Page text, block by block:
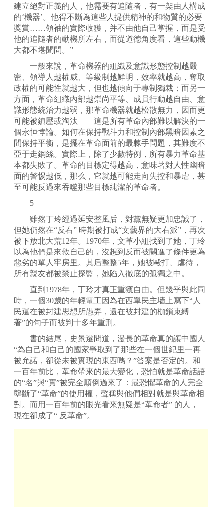
建立絕對正義的人，他需要有追隨者，有一架由人構成
的‘機器’。他得不斷為這些人提供精神的和物質的必要
獎賞……領袖的實際收獲，并不由他自己掌握，而是受
他的追隨者的動機所左右，而從道德角度看，這些動機
大都不堪聞問。”
一般來說，革命機器的組織及意識形態控制越嚴
密、領導人越權威、等級制越鮮明，效率就越高，奪取
政權的可能性就越大，但也越傾向于專制獨裁；而另一
方面，革命組織內部越崇尚平等、成員行動越自由、意
識形態統治力越弱，那革命機器就越松散無力，因而更
可能被鎮壓或淘汰——這是所有革命內部難以解決的一
個永恒悖論。如何在保持戰斗力和控制內部黑暗因素之
間保持平衡，是擺在革命面前的最棘手問題，其難度不
亞于走鋼絲。實際上，除了少數特例，所有暴力革命基
本都失敗了。革命的目標定得越高，意味著對人性幽暗
面的警惕越低，那么，它就越可能走向失控和暴虐，甚
至可能反過來吞噬那些目標純潔的革命者。
5
雖然丁玲經過延安整風后，對黨無疑更加忠誠了，
但她仍然在“反右” 時期被打成“文藝界的大右派”，再次
被下放北大荒12年。1970年，文革小組找到了她，丁玲
以為他們是來救自己的，沒想到反而被關進了條件更為
惡劣的單人牢房里。其后整整5年，她被毆打、虐待，
所有親友都被禁止探監，她陷入徹底的孤獨之中。
直到1978年，丁玲才真正重獲自由。但幾乎與此同
時，一個30歲的年輕電工因為在西單民主墻上寫下“人
民還在被封建思想所愚弄，還在被封建的枷鎖束縛
著”的句子而被判十多年重刑。
書的結尾，史景遷問道，漫長的革命真的讓中國人
“為自己和自己的國家爭取到了那些在一個世紀里一再
被允諾，卻從未被實現的東西嗎？”答案是否定的。和
一百年前比，革命帶來的最大變化，恐怕就是革命話語
的“名”與“實”被完全顛倒過來了：最恐懼革命的人完全
壟斷了“革命”的使用權，聲稱與他們相對就是與革命相
對。而用一百年前的眼光看來無疑是“革命者” 的人，
現在卻成了“ 反革命”。